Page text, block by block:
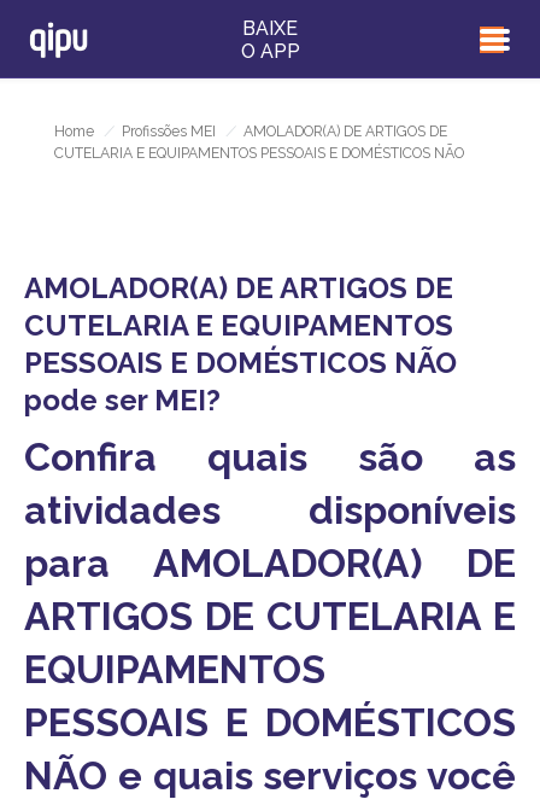
Home / Profissões MEI / AMOLADOR(A) DE ARTIGOS DE
CUTELARIA E EQUIPAMENTOS PESSOAIS E DOMÉSTICOS NÃO
BAIXE
O APP
AMOLADOR(A) DE ARTIGOS DE
CUTELARIA E EQUIPAMENTOS
PESSOAIS E DOMÉSTICOS NÃO
pode ser MEI?
Confira quais são as
atividades disponíveis
para AMOLADOR(A) DE
ARTIGOS DE CUTELARIA E
EQUIPAMENTOS
PESSOAIS E DOMÉSTICOS
NÃO e quais serviços você